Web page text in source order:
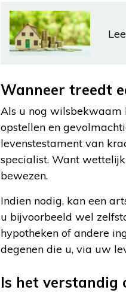
Wanneer treedt
Als u nog wilsbekwaam
opstellen en
levenstestament van
specialist. Want
bewezen.
Indien nodig, kan een
u bijvoorbeeld wel
hypotheken of andere
degenen die u, via uw
Is het verstandig